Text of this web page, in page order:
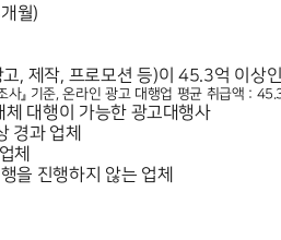
개월)
고, 제작, 프로모션 등)이 45.3억 이상
사』 기준,온라인 광고 대행업 평균 취급액 :
체 대행이 가능한 광고대행사
경과 업체
체
을 진행하지 않는 업체